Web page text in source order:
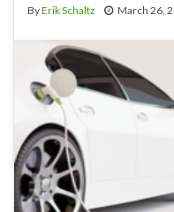
ByErik Schaltz March 26,